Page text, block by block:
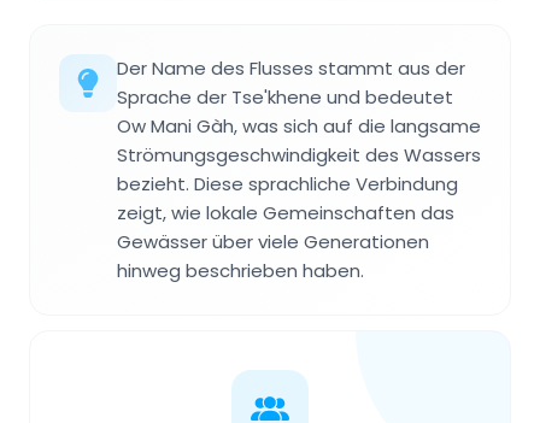
Der Name des Flusses stammt aus der
Sprache der Tse'khene und bedeutet
Ow Mani Gàh, was sich auf die langsame
Strömungsgeschwindigkeit des Wassers
bezieht. Diese sprachliche Verbindung
zeigt, wie lokale Gemeinschaften das
Gewässer über viele Generationen
hinweg beschrieben haben.